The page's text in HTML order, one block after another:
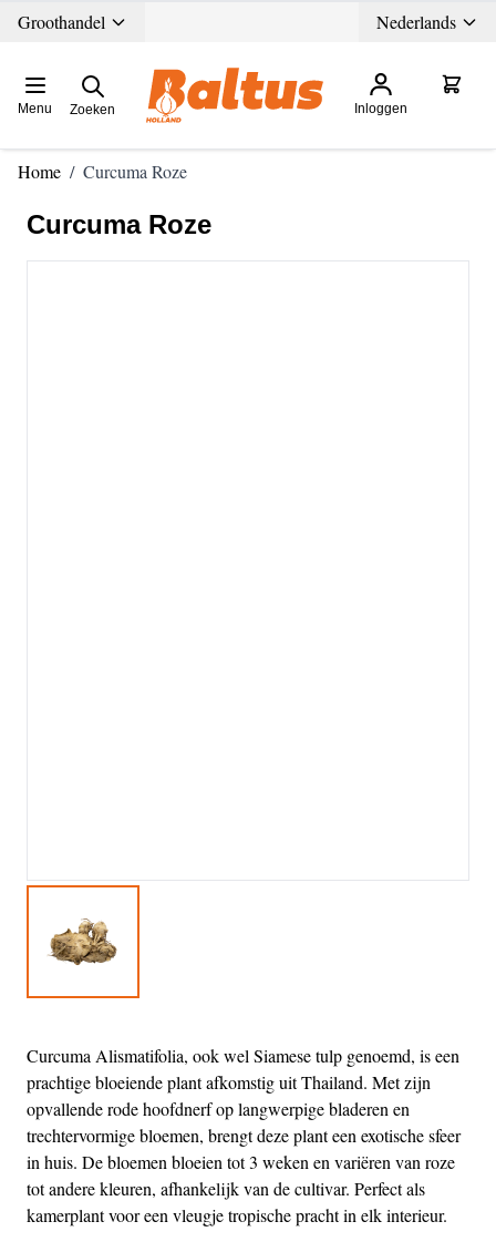
Ga direct door naar de inhoud
Groothandel Nederlands
Menu Zoeken Inloggen
Home / Curcuma Roze
Curcuma Roze
Curcuma Alismatifolia, ook wel Siamese tulp genoemd, is een
prachtige bloeiende plant afkomstig uit Thailand. Met zijn
opvallende rode hoofdnerf op langwerpige bladeren en
trechtervormige bloemen, brengt deze plant een exotische sfeer
in huis. De bloemen bloeien tot 3 weken en variëren van roze
tot andere kleuren, afhankelijk van de cultivar. Perfect als
kamerplant voor een vleugje tropische pracht in elk interieur.